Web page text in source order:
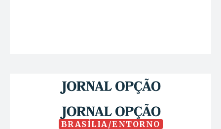
BRASÍLIA/ENTORNO